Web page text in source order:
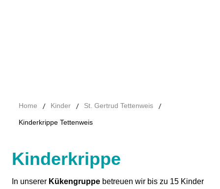
Home / Kinder / St. Gertrud Tettenweis /
Kinderkrippe Tettenweis
Kinderkrippe
In unserer Kükengruppe betreuen wir bis zu 15 Kinder